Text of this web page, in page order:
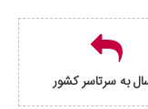
به سرتاسر کشور